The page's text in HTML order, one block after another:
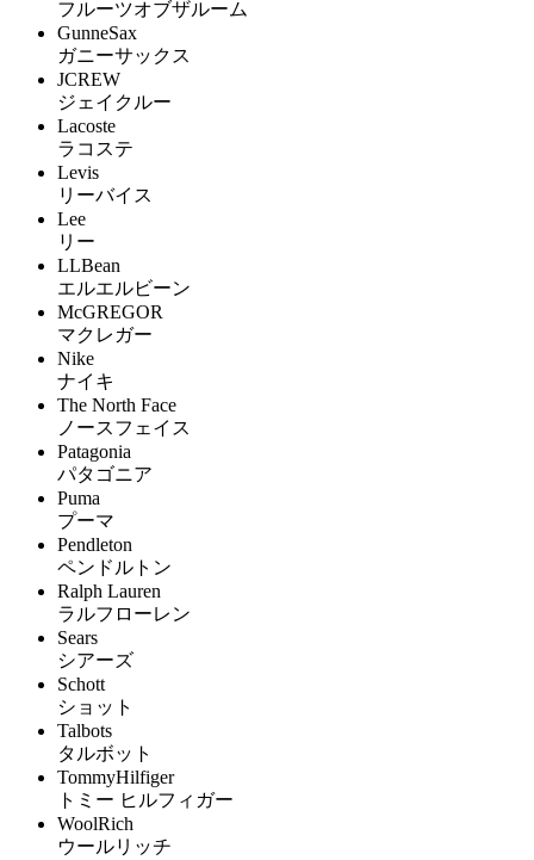
フルーツオブザルーム
GunneSax
ガニーサックス
JCREW
ジェイクルー
Lacoste
ラコステ
Levis
リーバイス
Lee
リー
LLBean
エルエルビーン
McGREGOR
マクレガー
Nike
ナイキ
The North Face
ノースフェイス
Patagonia
パタゴニア
Puma
プーマ
Pendleton
ペンドルトン
Ralph Lauren
ラルフローレン
Sears
シアーズ
Schott
ショット
Talbots
タルボット
TommyHilfiger
トミー ヒルフィガー
WoolRich
ウールリッチ